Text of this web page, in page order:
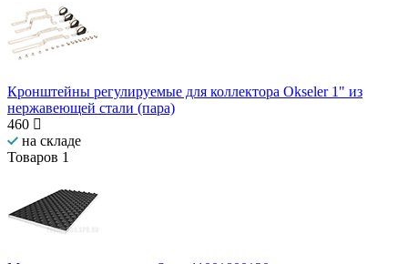
Кронштейны регулируемые для коллектора Okseler 1" из
нержавеющей стали (пара)
460
на складе
Товаров 1